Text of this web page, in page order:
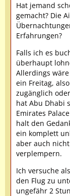
Hat jemand
gemacht? Die
Erfahrungen?
Falls ich es
überhaupt
Allerdings
ein Freitag,
zugänglich
hat Abu Dhabi
Emirates
halt den
ein komplett
aber auch
verplempern.
Ich versuche
den Flug zu
ungefähr 2